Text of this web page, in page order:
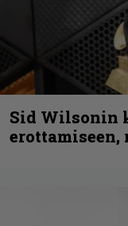
Sid Wilsonin
erottamiseen,